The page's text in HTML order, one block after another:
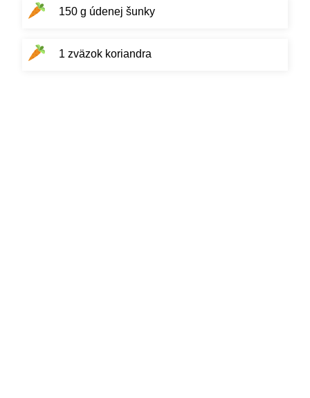
150 g údenej šunky
1 zväzok koriandra